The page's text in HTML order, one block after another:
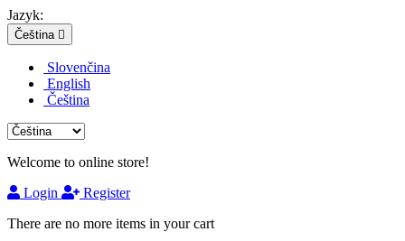
Jazyk:
Čeština 
Slovenčina
English
Čeština
Welcome to online store!
Login
Register
There are no more items in your cart